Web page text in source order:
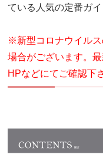
ている人気の定番ガイ
※新型コロナウイル
場合がございます。
HPなどにてご確認下